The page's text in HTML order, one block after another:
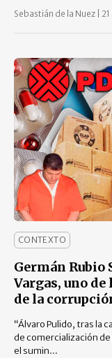
Sebastián de la Nuez
CONTEXTO
Germán Rubio
Vargas, uno
de la
“Álvaro Pulido, tras la
de comercialización
el sumin...